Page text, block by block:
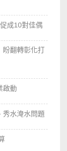
成10對佳偶
翻轉彰化打
啟動
水淹水問題